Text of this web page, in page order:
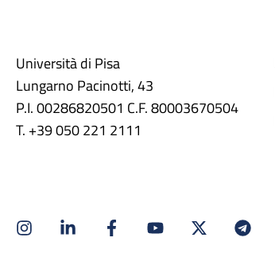
Università di Pisa
Lungarno Pacinotti, 43
P.I. 00286820501 C.F. 80003670504
T. +39 050 221 2111